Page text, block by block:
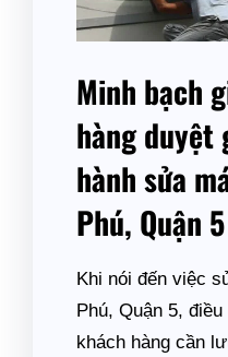
Minh bạch
hàng duyệt
hành sửa
Phú, Quận 5
Khi nói đến việc
Phú, Quận 5,
khách hàng cần